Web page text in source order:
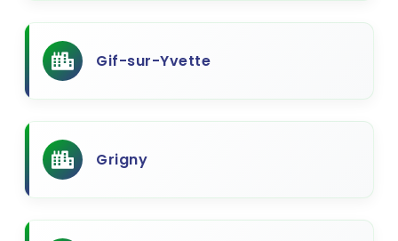
Gif-sur-Yvette
Grigny